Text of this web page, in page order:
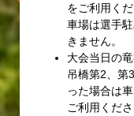
をご利用く
車場は選手
きません。
大会当日の
吊橋第2、第
った場合は
ご利用くだ